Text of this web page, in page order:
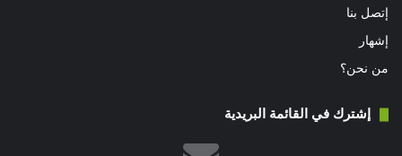
إتصل بنا
إشهار
من نحن؟
إشترك في القائمة البريدية